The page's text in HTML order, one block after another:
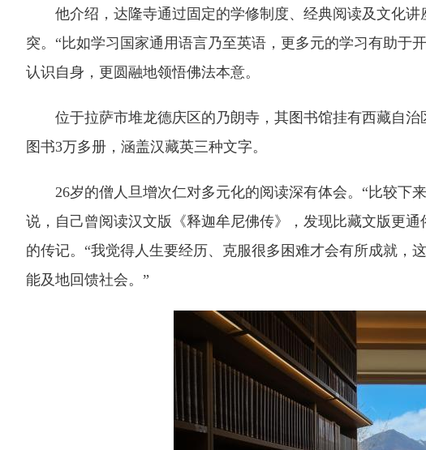
他介绍，达隆寺通过固定的学修制度、经典阅读及文化讲
突。“比如学习国家通用语言乃至英语，更多元的学习有助于
认识自身，更圆融地领悟佛法本意。
位于拉萨市堆龙德庆区的乃朗寺，其图书馆挂有西藏自治
图书3万多册，涵盖汉藏英三种文字。
26岁的僧人旦增次仁对多元化的阅读深有体会。“比较下
说，自己曾阅读汉文版《释迦牟尼佛传》，发现比藏文版更
的传记。“我觉得人生要经历、克服很多困难才会有所成就，
能及地回馈社会。”